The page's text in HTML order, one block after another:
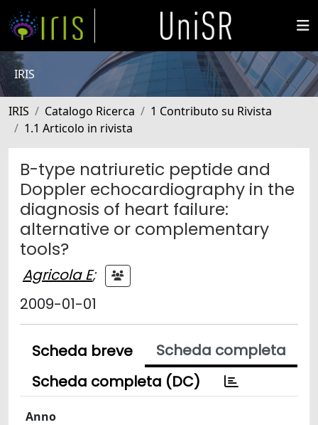
IRIS
IRIS Catalogo Ricerca
1 Contributo su Rivista
1.1 Articolo in rivista
B-type natriuretic peptide and
Doppler echocardiography in the
diagnosis of heart failure:
alternative or complementary
tools?
Agricola E;
2009-01-01
Scheda breve
Scheda completa
Scheda completa (DC)
Anno